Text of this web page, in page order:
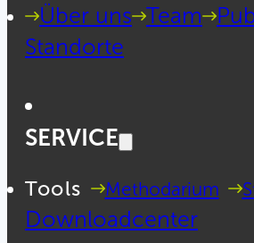
Über uns Team
Standorte
SERVICE
Tools Methodarium
Downloadcenter